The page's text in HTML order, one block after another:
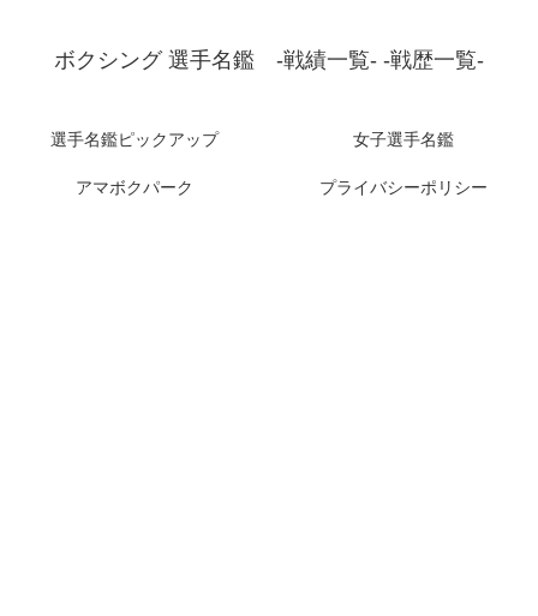
ボクシング 選手名鑑 -戦績一覧- -戦歴一覧-
選手名鑑ピックアップ 女子選手名鑑
アマボクパーク プライバシーポリシー